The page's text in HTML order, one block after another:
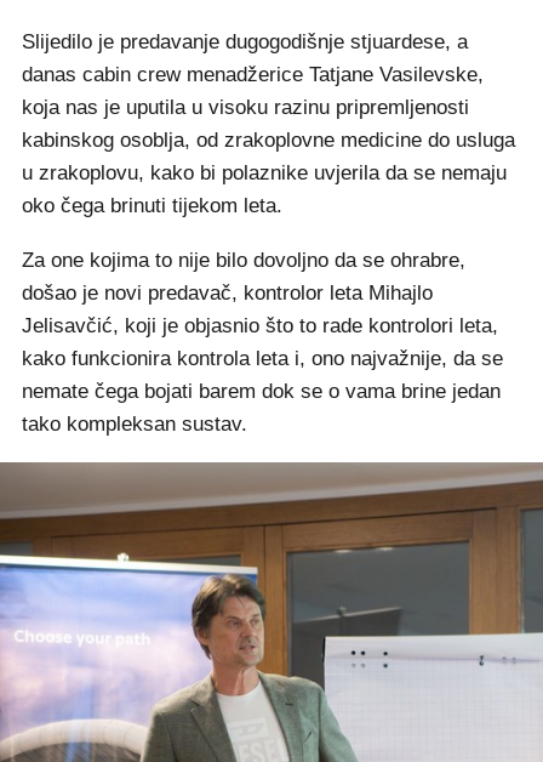
Slijedilo je predavanje dugogodišnje stjuardese, a
danas cabin crew menadžerice Tatjane Vasilevske,
koja nas je uputila u visoku razinu pripremljenosti
kabinskog osoblja, od zrakoplovne medicine do usluga
u zrakoplovu, kako bi polaznike uvjerila da se nemaju
oko čega brinuti tijekom leta.
Za one kojima to nije bilo dovoljno da se ohrabre,
došao je novi predavač, kontrolor leta Mihajlo
Jelisavčić, koji je objasnio što to rade kontrolori leta,
kako funkcionira kontrola leta i, ono najvažnije, da se
nemate čega bojati barem dok se o vama brine jedan
tako kompleksan sustav.